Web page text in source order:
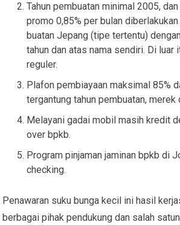
Tahun pembuatan minimal 2005,
promo 0,85% per bulan
buatan Jepang (tipe tertentu)
tahun dan atas nama sendiri. Di luar
reguler.
Plafon pembiayaan maksimal 85%
tergantung tahun pembuatan, merek
Melayani gadai mobil masih kredit
over bpkb.
Program pinjaman jaminan bpkb di
checking.
Penawaran suku bunga kecil ini hasil
berbagai pihak pendukung dan salah